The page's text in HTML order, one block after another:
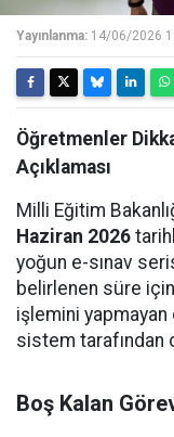
Yayınlanma: 14/06/2026
Öğretmenler
Açıklaması
Milli Eğitim
Haziran 2026
yoğun e-sınav
belirlenen süre
işlemini
sistem tarafından
Boş Kalan